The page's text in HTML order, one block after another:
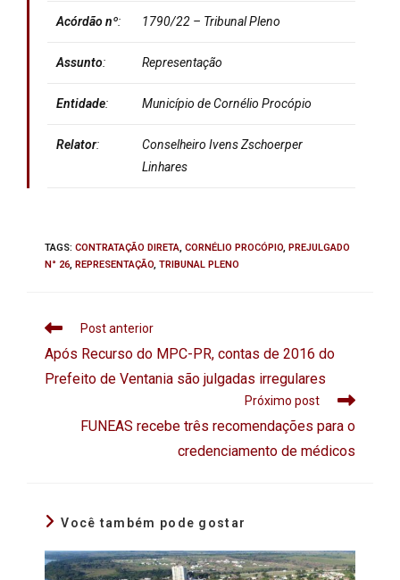
Acórdão nº: 1790/22 – Tribunal Pleno
Assunto: Representação
Entidade: Município de Cornélio Procópio
Relator:
Conselheiro Ivens Zschoerper
Linhares
TAGS: CONTRATAÇÃO DIRETA, CORNÉLIO PROCÓPIO, PREJULGADO
N° 26, REPRESENTAÇÃO, TRIBUNAL PLENO
Post anterior
Após Recurso do MPC-PR, contas de 2016 do
Prefeito de Ventania são julgadas irregulares
Próximo post
FUNEAS recebe três recomendações para o
credenciamento de médicos
Você também pode gostar